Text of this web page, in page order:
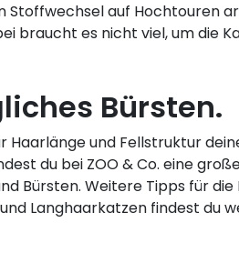
Stoffwechsel auf Hochtouren
braucht es nicht viel, um die
Bürsten.
Haarlänge und Fellstruktur
du bei ZOO & Co. eine
Bürsten. Weitere Tipps für
Langhaarkatzen findest du